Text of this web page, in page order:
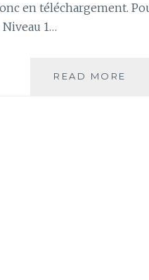
en téléchargement.
1…
READ MORE